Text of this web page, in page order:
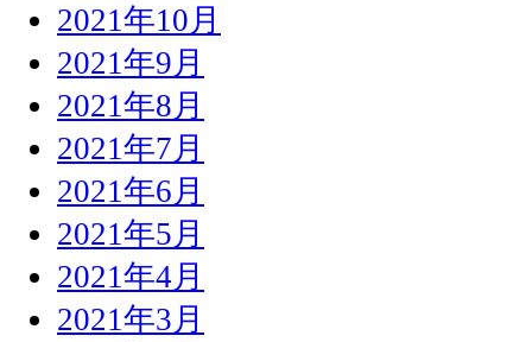
2021年10月
2021年9月
2021年8月
2021年7月
2021年6月
2021年5月
2021年4月
2021年3月